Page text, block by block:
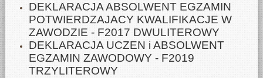
DEKLARACJA ABSOLWENT EGZAMIN
POTWIERDZAJACY KWALIFIKACJE W
ZAWODZIE - F2017 DWULITEROWY
DEKLARACJA UCZEN i ABSOLWENT
EGZAMIN ZAWODOWY - F2019
TRZYLITEROWY